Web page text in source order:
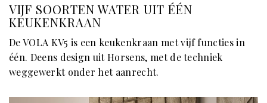
VIJF SOORTEN WATER UIT ÉÉN
KEUKENKRAAN
De VOLA KV5 is een keukenkraan met vijf functies in
één. Deens design uit Horsens, met de techniek
weggewerkt onder het aanrecht.